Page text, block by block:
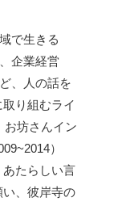
で生きる
企業経営
、人の話を
り組むライ
お坊さんイン
）
たらしい言
、彼岸寺の